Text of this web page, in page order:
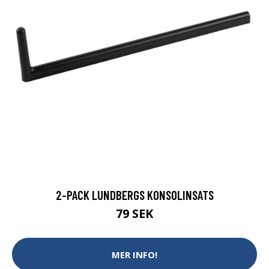
2-PACK LUNDBERGS KONSOLINSATS
79 SEK
MER INFO!